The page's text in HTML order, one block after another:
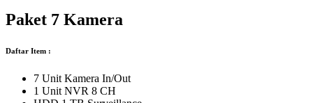
Paket 7 Kamera
Daftar Item :
7 Unit Kamera In/Out
1 Unit NVR 8 CH